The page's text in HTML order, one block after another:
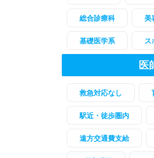
総合診療科 美
基礎医学系 ス
医
救急対応なし
駅近・徒歩圏内
遠方交通費支給